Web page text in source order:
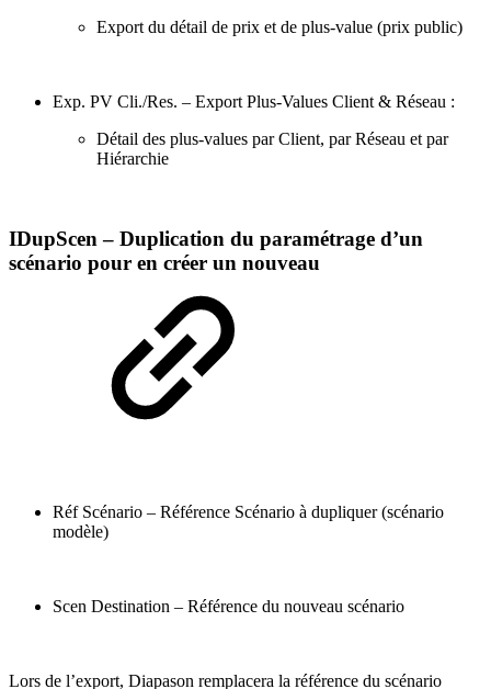
Export du détail de prix et de plus-value (prix public)
Exp. PV Cli./Res. – Export Plus-Values Client & Réseau :
Détail des plus-values par Client, par Réseau et par
Hiérarchie
IDupScen – Duplication du paramétrage d’un
scénario pour en créer un nouveau
Réf Scénario – Référence Scénario à dupliquer (scénario
modèle)
Scen Destination – Référence du nouveau scénario
Lors de l’export, Diapason remplacera la référence du scénario